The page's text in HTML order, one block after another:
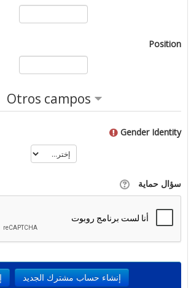
Position
Otros campos
Gender Identity
سؤال حماية